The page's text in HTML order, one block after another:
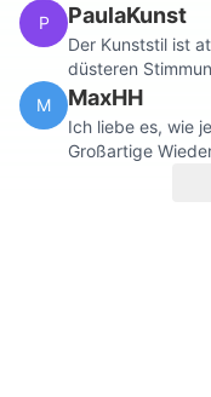
P
PaulaKunst
Der Kunststil ist
düsteren
M
MaxHH
Ich liebe es, wie
Großartige